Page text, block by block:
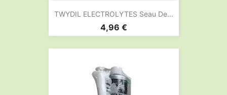
TWYDIL ELECTROLYTES Seau De...
Prix
4,96 €